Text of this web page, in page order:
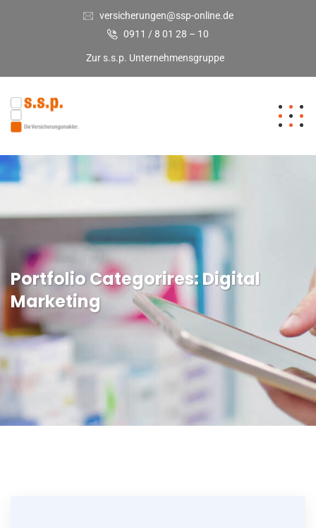
versicherungen@ssp-online.de
0911 / 8 01 28 – 10
Zur s.s.p. Unternehmensgruppe
Portfolio Categorires:Digital
Marketing